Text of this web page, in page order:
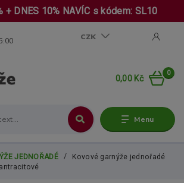
+ DNES 10% NAVÍC s kódem: SL10
Menu
CZK
0
0,00 Kč
JEDNOŘADÉ
Kovové garnýže jednořadé